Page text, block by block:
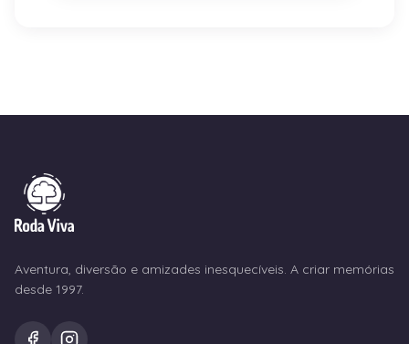
Aventura, diversão e amizades inesquecíveis. A criar memórias
desde 1997.